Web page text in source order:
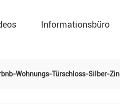
Informationsbüro
Wohnungs-Türschloss-Silber-